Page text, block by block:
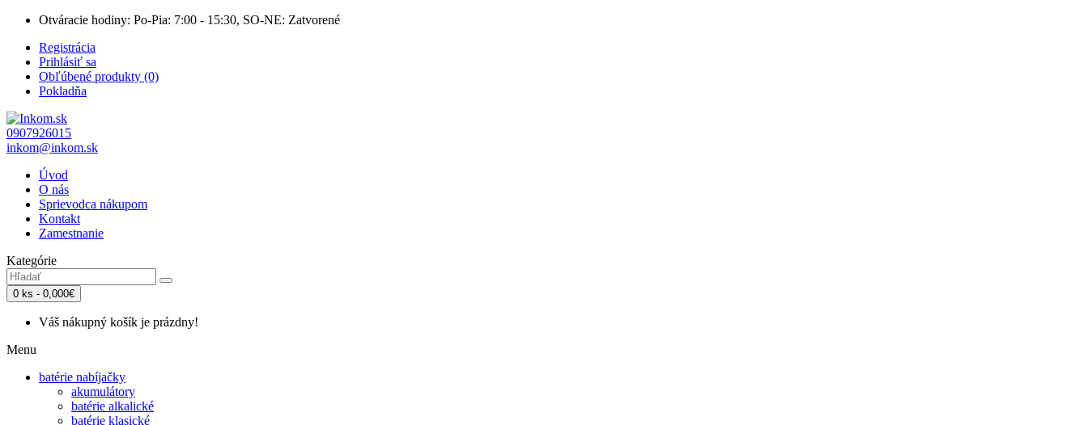
Otváracie hodiny: Po-Pia: 7:00 - 15:30, SO-NE: Zatvorené
Registrácia
Prihlásiť sa
Obľúbené produkty (0)
Pokladňa
0907926015
inkom@inkom.sk
Úvod
O nás
Sprievodca nákupom
Kontakt
Zamestnanie
Kategórie
0 ks - 0,000€
Váš nákupný košík je prázdny!
Menu
batérie nabíjačky
akumulátory
batérie alkalické
batérie klasické